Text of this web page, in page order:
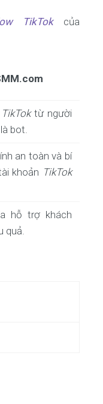
TikTokcủa
TikToktừ người
bot.
an toàn và bí
khoản TikTok
hỗ trợ khách
quả.